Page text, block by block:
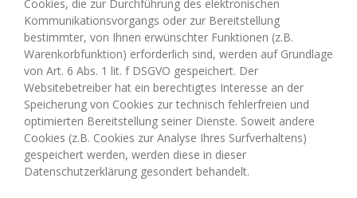
Cookies, die zur Durchführung des elektronischen
Kommunikationsvorgangs oder zur Bereitstellung
bestimmter, von Ihnen erwünschter Funktionen (z.B.
Warenkorbfunktion) erforderlich sind, werden auf Grundlage
von Art. 6 Abs. 1 lit. f DSGVO gespeichert. Der
Websitebetreiber hat ein berechtigtes Interesse an der
Speicherung von Cookies zur technisch fehlerfreien und
optimierten Bereitstellung seiner Dienste. Soweit andere
Cookies (z.B. Cookies zur Analyse Ihres Surfverhaltens)
gespeichert werden, werden diese in dieser
Datenschutzerklärung gesondert behandelt.